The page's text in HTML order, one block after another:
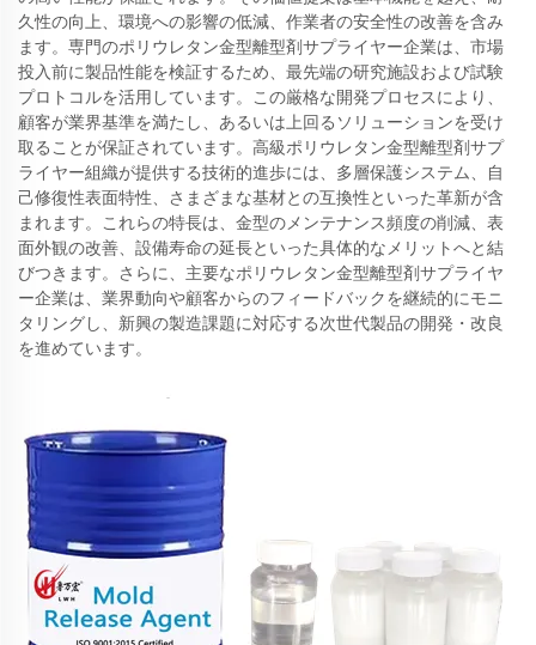
久性の向上、環境への影響の低減、作業者の安全性の改善を含み
ます。専門のポリウレタン金型離型剤サプライヤー企業は、市場
投入前に製品性能を検証するため、最先端の研究施設および試験
プロトコルを活用しています。この厳格な開発プロセスにより、
顧客が業界基準を満たし、あるいは上回るソリューションを受け
取ることが保証されています。高級ポリウレタン金型離型剤サプ
ライヤー組織が提供する技術的進歩には、多層保護システム、自
己修復性表面特性、さまざまな基材との互換性といった革新が含
まれます。これらの特長は、金型のメンテナンス頻度の削減、表
面外観の改善、設備寿命の延長といった具体的なメリットへと結
びつきます。さらに、主要なポリウレタン金型離型剤サプライヤ
ー企業は、業界動向や顧客からのフィードバックを継続的にモニ
タリングし、新興の製造課題に対応する次世代製品の開発・改良
を進めています。